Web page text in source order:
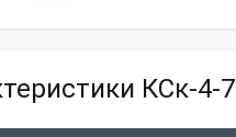
КСк-4-7